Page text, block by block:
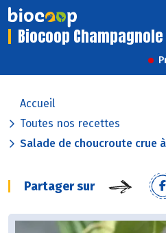
Biocoop Champagnole
Accueil
Toutes nos recettes
Salade de choucroute crue
Partager sur